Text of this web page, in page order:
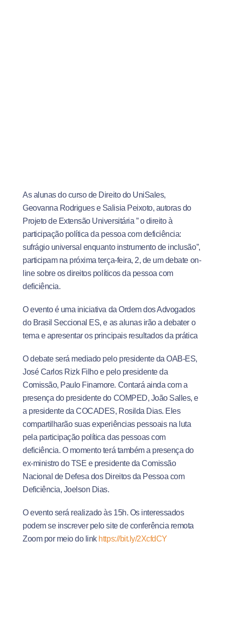
As alunas do curso de Direito do UniSales,
Geovanna Rodrigues e Salisia Peixoto, autoras do
Projeto de Extensão Universitária ” o direito à
participação política da pessoa com deficiência:
sufrágio universal enquanto instrumento de inclusão”,
participam na próxima terça-feira, 2, de um debate on-
line sobre os direitos políticos da pessoa com
deficiência.
O evento é uma iniciativa da Ordem dos Advogados
do Brasil Seccional ES, e as alunas irão a debater o
tema e apresentar os principais resultados da prática
O debate será mediado pelo presidente da OAB-ES,
José Carlos Rizk Filho e pelo presidente da
Comissão, Paulo Finamore. Contará ainda com a
presença do presidente do COMPED, João Salles, e
a presidente da COCADES, Rosilda Dias. Eles
compartilharão suas experiências pessoais na luta
pela participação política das pessoas com
deficiência. O momento terá também a presença do
ex-ministro do TSE e presidente da Comissão
Nacional de Defesa dos Direitos da Pessoa com
Deficiência, Joelson Dias.
O evento será realizado às 15h. Os interessados
podem se inscrever pelo site de conferência remota
Zoom por meio do link https://bit.ly/2XcfdCY